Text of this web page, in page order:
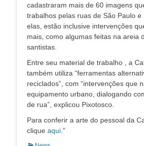
cadastraram mais de 60 imagens
trabalhos pelas ruas de São Paulo e
elas, estão inclusive intervenções
mais, como algumas feitas na areia
santistas.
Entre seu material de trabalho , a
também utiliza “ferramentas
reciclados”, com “intervenções que
equipamento urbano, dialogando
de rua”, explicou Pixotosco.
Para conferir a arte do pessoal da
clique aqui .”